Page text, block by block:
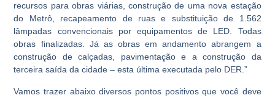
recursos para obras viárias, construção de uma nova estação
do Metrô, recapeamento de ruas e substituição de 1.562
lâmpadas convencionais por equipamentos de LED. Todas
obras finalizadas. Já as obras em andamento abrangem a
construção de calçadas, pavimentação e a construção da
terceira saída da cidade – esta última executada pelo DER.”
Vamos trazer abaixo diversos pontos positivos que você deve